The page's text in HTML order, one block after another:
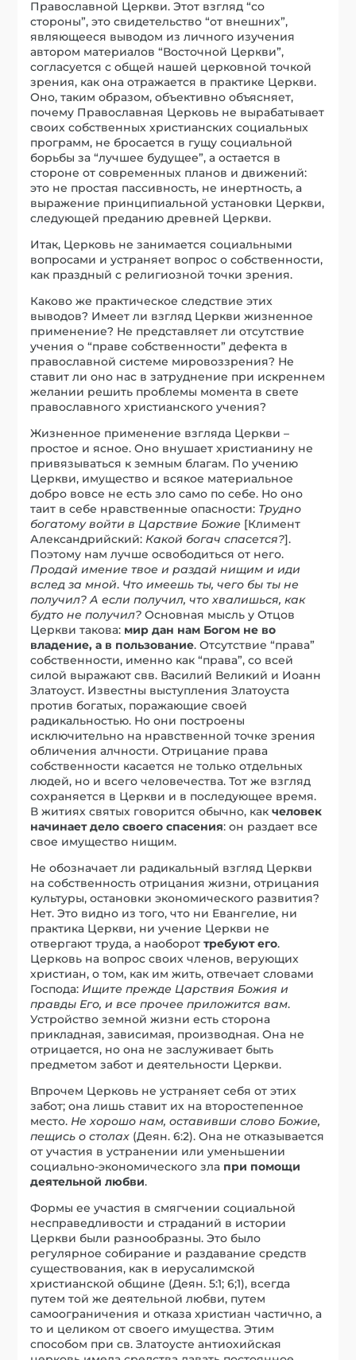
Православной Церкви. Этот взгляд “со
стороны”, это свидетельство “от внешних”,
являющееся выводом из личного изучения
автором материалов “Восточной Церкви”,
согласуется с общей нашей церковной точкой
зрения, как она отражается в практике Церкви.
Оно, таким образом, объективно объясняет,
почему Православная Церковь не вырабатывает
своих собственных христианских социальных
программ, не бросается в гущу социальной
борьбы за “лучшее будущее”, а остается в
стороне от современных планов и движений:
это не простая пассивность, не инертность, а
выражение принципиальной установки Церкви,
следующей преданию древней Церкви.
Итак, Церковь не занимается социальными
вопросами и устраняет вопрос о собственности,
как праздный с религиозной точки зрения.
Каково же практическое следствие этих
выводов? Имеет ли взгляд Церкви жизненное
применение? Не представляет ли отсутствие
учения о “праве собственности” дефекта в
православной системе мировоззрения? Не
ставит ли оно нас в затруднение при искреннем
желании решить проблемы момента в свете
православного христианского учения?
Жизненное применение взгляда Церкви –
простое и ясное. Оно внушает христианину не
привязываться к земным благам. По учению
Церкви, имущество и всякое материальное
добро вовсе не есть зло само по себе. Но оно
таит в себе нравственные опасности: Трудно
богатому войти в Царствие Божие [Климент
Александрийский: Какой богач спасется?].
Поэтому нам лучше освободиться от него.
Продай имение твое и раздай нищим и иди
вслед за мной. Что имеешь ты, чего бы ты не
получил? А если получил, что хвалишься, как
будто не получил? Основная мысль у Отцов
Церкви такова: мир дан нам Богом не во
владение, а в пользование. Отсутствие “права”
собственности, именно как “права”, со всей
силой выражают свв. Василий Великий и Иоанн
Златоуст. Известны выступления Златоуста
против богатых, поражающие своей
радикальностью. Но они построены
исключительно на нравственной точке зрения
обличения алчности. Отрицание права
собственности касается не только отдельных
людей, но и всего человечества. Тот же взгляд
сохраняется в Церкви и в последующее время.
В житиях святых говорится обычно, какчеловек
начинает дело своего спасения: он раздает все
свое имущество нищим.
Не обозначает ли радикальный взгляд Церкви
на собственность отрицания жизни, отрицания
культуры, остановки экономического развития?
Нет. Это видно из того, что ни Евангелие, ни
практика Церкви, ни учение Церкви не
отвергают труда, а наобороттребуют его.
Церковь на вопрос своих членов, верующих
христиан, о том, как им жить, отвечает словами
Господа: Ищите прежде Царствия Божия и
правды Его, и все прочее приложится вам.
Устройство земной жизни есть сторона
прикладная, зависимая, производная. Она не
отрицается, но она не заслуживает быть
предметом забот и деятельности Церкви.
Впрочем Церковь не устраняет себя от этих
забот; она лишь ставит их на второстепенное
место. Не хорошо нам, оставивши слово Божие,
пещись о столах (Деян. 6:2). Она не отказывается
от участия в устранении или уменьшении
социально-экономического зла при помощи
деятельной любви.
Формы ее участия в смягчении социальной
несправедливости и страданий в истории
Церкви были разнообразны. Это было
регулярное собирание и раздавание средств
существования, как в иерусалимской
христианской общине (Деян. 5:1; 6;1), всегда
путем той же деятельной любви, путем
самоограничения и отказа христиан частично, а
то и целиком от своего имущества. Этим
способом при св. Златоусте антиохийская